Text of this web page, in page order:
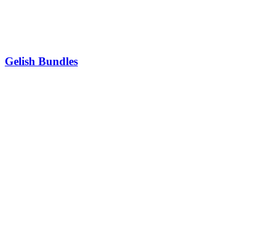
Gelish Bundles